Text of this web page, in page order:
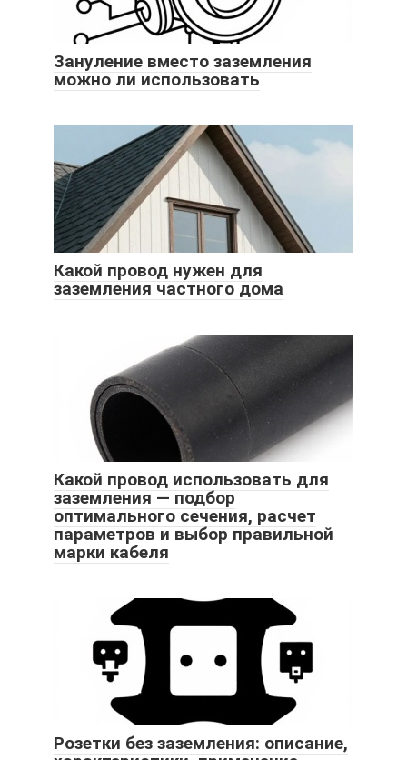
Зануление вместо заземления
можно ли использовать
Какой провод нужен для
заземления частного дома
Какой провод использовать для
заземления — подбор
оптимального сечения, расчет
параметров и выбор правильной
марки кабеля
Розетки без заземления: описание,